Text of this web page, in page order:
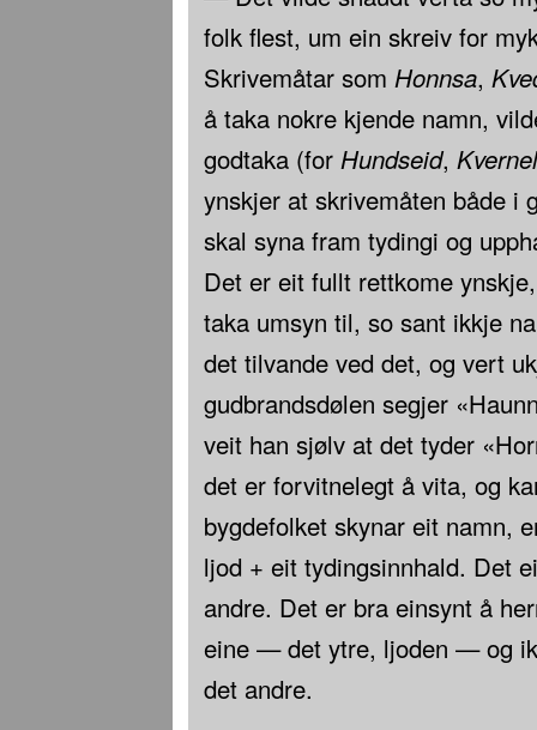
folk flest, um ein skreiv for
Skrivemåtar som Honnsa,
å taka nokre kjende namn,
godtaka (for Hundseid,
ynskjer at skrivemåten både i
skal syna fram tydingi og
Det er eit fullt rettkome
taka umsyn til, so sant ikkje
det tilvande ved det, og vert
gudbrandsdølen segjer
veit han sjølv at det tyder
det er forvitnelegt å vita, og
bygdefolket skynar eit namn,
ljod + eit tydingsinnhald. Det
andre. Det er bra einsynt å
eine — det ytre, ljoden — og
det andre.